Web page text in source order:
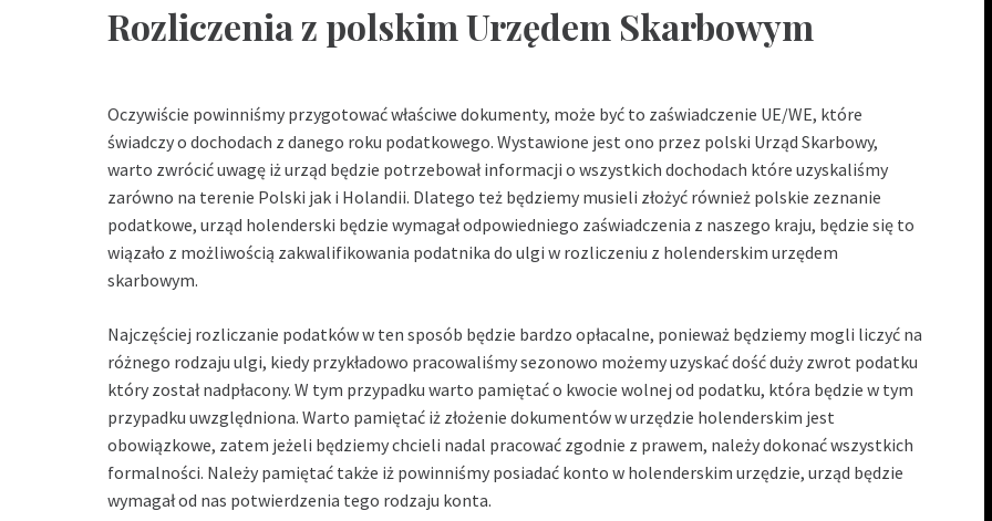
Rozliczenia z polskim Urzędem Skarbowym
Oczywiście powinniśmy przygotować właściwe dokumenty, może być to zaświadczenie UE/WE, które
świadczy o dochodach z danego roku podatkowego. Wystawione jest ono przez polski Urząd Skarbowy,
warto zwrócić uwagę iż urząd będzie potrzebował informacji o wszystkich dochodach które uzyskaliśmy
zarówno na terenie Polski jak i Holandii. Dlatego też będziemy musieli złożyć również polskie zeznanie
podatkowe, urząd holenderski będzie wymagał odpowiedniego zaświadczenia z naszego kraju, będzie się to
wiązało z możliwością zakwalifikowania podatnika do ulgi w rozliczeniu z holenderskim urzędem
skarbowym.
Najczęściej rozliczanie podatków w ten sposób będzie bardzo opłacalne, ponieważ będziemy mogli liczyć na
różnego rodzaju ulgi, kiedy przykładowo pracowaliśmy sezonowo możemy uzyskać dość duży zwrot podatku
który został nadpłacony. W tym przypadku warto pamiętać o kwocie wolnej od podatku, która będzie w tym
przypadku uwzględniona. Warto pamiętać iż złożenie dokumentów w urzędzie holenderskim jest
obowiązkowe, zatem jeżeli będziemy chcieli nadal pracować zgodnie z prawem, należy dokonać wszystkich
formalności. Należy pamiętać także iż powinniśmy posiadać konto w holenderskim urzędzie, urząd będzie
wymagał od nas potwierdzenia tego rodzaju konta.